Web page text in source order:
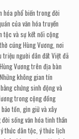
hóa phổ biến trong đời
của văn hóa truyền
tộc và sự kết nối cộng
cúng Hùng Vương, nơi
người dân đất Việt đã
Vương trên địa bàn
không gian tín
chứng sinh động và
trong cộng đồng
tồn, gìn giữ và xây
sống văn hóa tinh thần
thức dân tộc, ý thức lịch